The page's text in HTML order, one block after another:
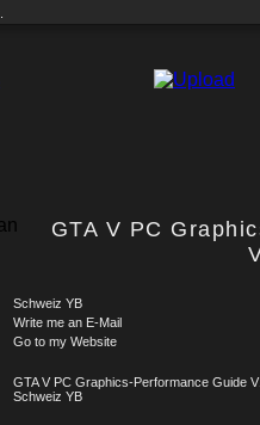
GTA V PC
Schweiz YB
Write me an E-Mail
Go to my Website
GTA V PC Graphics-Performance Guide
Schweiz YB